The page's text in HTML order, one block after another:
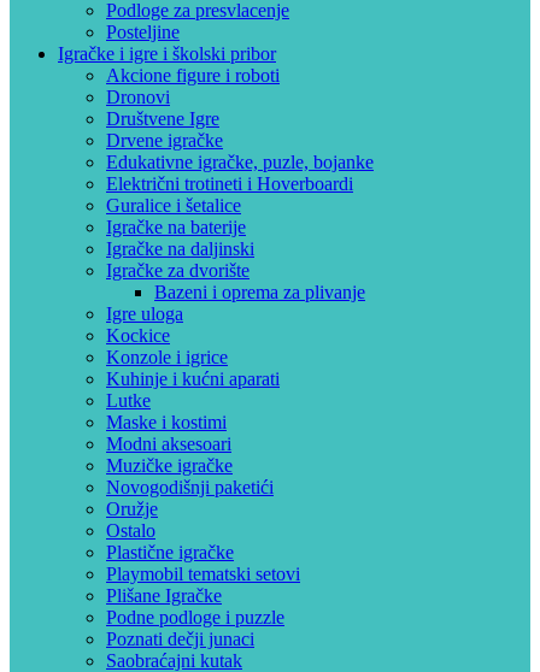
Podloge za presvlacenje
Posteljine
Igračke i igre i školski pribor
Akcione figure i roboti
Dronovi
Društvene Igre
Drvene igračke
Edukativne igračke, puzle, bojanke
Električni trotineti i Hoverboardi
Guralice i šetalice
Igračke na baterije
Igračke na daljinski
‎Igračke za dvorište
Bazeni i oprema za plivanje
Igre uloga
Kockice
Konzole i igrice
Kuhinje i kućni aparati
Lutke
Maske i kostimi
Modni aksesoari
Muzičke igračke
Novogodišnji paketići
Oružje
Ostalo
Plastične igračke
Playmobil tematski setovi
Plišane Igračke
Podne podloge i puzzle
Poznati dečji junaci
Saobraćajni kutak